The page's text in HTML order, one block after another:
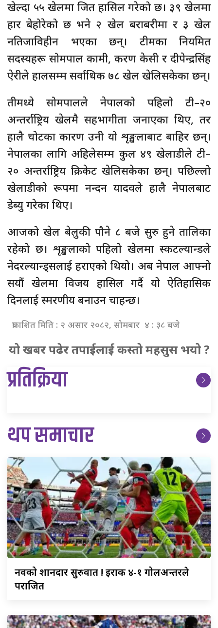
खेल्दा ५५ खेलमा जित हासिल गरेको छ। ३९ खेलमा
हार बेहोरेको छ भने २ खेल बराबरीमा र ३ खेल
नतिजाविहीन भएका छन्। टीमका नियमित
सदस्यहरू सोमपाल कामी, करण केसी र दीपेन्द्रसिंह
ऐरीले हालसम्म सर्वाधिक ७८ खेल खेलिसकेका छन्।
तीमध्ये सोमपालले नेपालको पहिलो टी–२०
अन्तर्राष्ट्रिय खेलमै सहभागीता जनाएका थिए, तर
हालै चोटका कारण उनी यो शृङ्खलाबाट बाहिर छन्।
नेपालका लागि अहिलेसम्म कुल ४९ खेलाडीले टी–
२० अन्तर्राष्ट्रिय क्रिकेट खेलिसकेका छन्। पछिल्लो
खेलाडीको रूपमा नन्दन यादवले हालै नेपालबाट
डेब्यु गरेका थिए।
आजको खेल बेलुकी पौने ८ बजे सुरु हुने तालिका
रहेको छ। शृङ्खलाको पहिलो खेलमा स्कटल्यान्डले
नेदरल्यान्ड्सलाई हराएको थियो। अब नेपाल आफ्नो
सयौं खेलमा विजय हासिल गर्दै यो ऐतिहासिक
दिनलाई स्मरणीय बनाउन चाहन्छ।
प्रकाशित मिति : २ असार २०८२, सोमबार ४ : ३८ बजे
यो खबर पढेर तपाईलाई कस्तो महसुस भयो ?
प्रतिक्रिया
थप समाचार
नर्वेकोशानदार सुरुवात ! इराक ४-१ गोलअन्तरले
पराजित